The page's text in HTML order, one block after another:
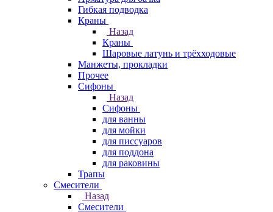
Гибкая подводка
Краны
Назад
Краны
Шаровые латунь и трёхходовые
Манжеты, прокладки
Прочее
Сифоны
Назад
Сифоны
для ванны
для мойки
для писсуаров
для поддона
для раковины
Трапы
Смесители
Назад
Смесители